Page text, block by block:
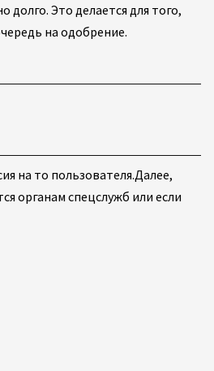
Это делается для того,
на одобрение.
на то пользователя.Далее,
органам спецслужб или если